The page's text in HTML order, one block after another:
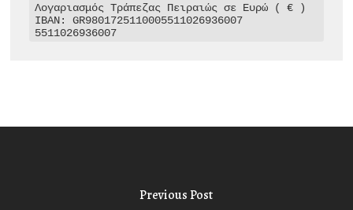
Λογαριασμός Τράπεζας Πειραιώς σε Ευρώ ( € )
IBAN: GR9801725110005511026936007
5511026936007
Previous Post